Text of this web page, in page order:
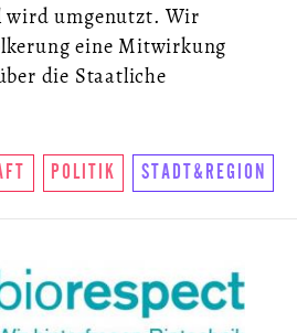
wird umgenutzt. Wir
eine Mitwirkung
die Staatliche
POLITIK STADT&REGION